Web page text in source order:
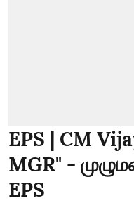
EPS | CM
MGR" -
EPS